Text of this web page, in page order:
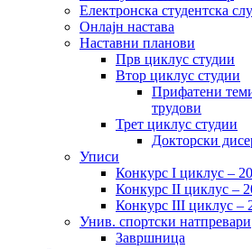
Електронска студентска
Онлајн настава
Наставни планови
Прв циклус студии
Втор циклус студии
Прифатени
трудови
Трет циклус студии
Докторски
Уписи
Конкурс I циклус –
Конкурс II циклус –
Конкурс III циклус –
Унив. спортски натпревари
Завршница